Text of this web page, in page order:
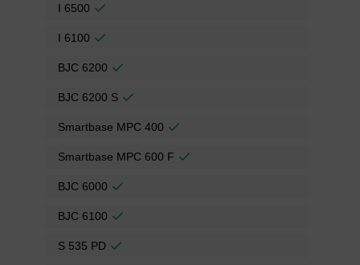
I 6500
I 6100
BJC 6200
BJC 6200 S
Smartbase MPC 400
Smartbase MPC 600 F
BJC 6000
BJC 6100
S 535 PD